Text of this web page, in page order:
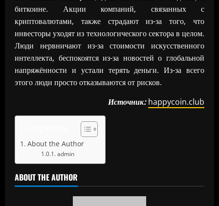
биткоине. Акции компаний, связанных с
криптовалютами, также страдают из-за того, что
инвесторы уходят из технологического сектора в целом.
Люди нервничают из-за стоимости искусственного
интеллекта, беспокоятся из-за новостей о глобальной
напряжённости и устали терять деньги. Из-за всего
этого люди просто отказываются от рисков.
Источник: happycoin.club
About the Author
admin
ABOUT THE AUTHOR